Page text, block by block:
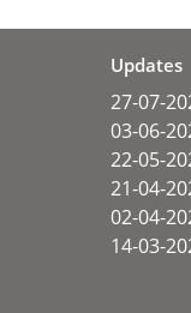
Updates
27-07-
03-06-
22-05-
21-04-
02-04-
14-03-